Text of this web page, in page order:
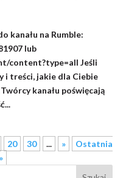
kanału na Rumble:
lub
content?type=all Jeśli
i treści, jakie dla Ciebie
kanału poświęcają
20 30 ... »
Ostatnia
»